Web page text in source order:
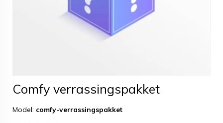
Comfy verrassingspakket
Model: comfy-verrassingspakket